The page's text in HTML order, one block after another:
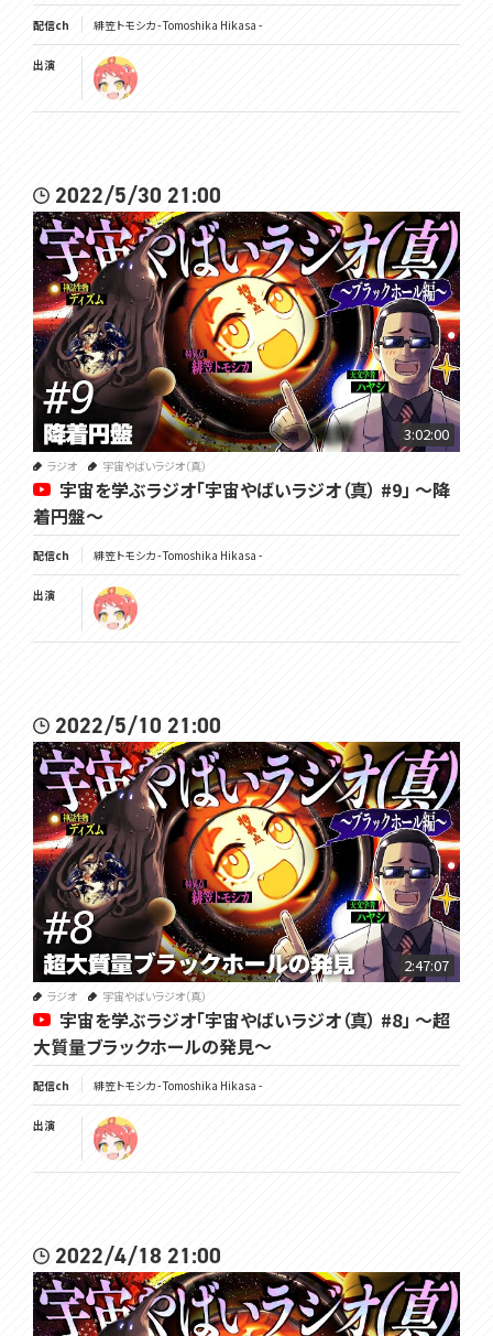
配信ch 緋笠トモシカ - Tomoshika Hikasa -
出演
2022/5/30 21:00
3:02:00
ラジオ 宇宙やばいラジオ（真）
宇宙を学ぶラジオ「宇宙やばいラジオ（真） #9」 ～降
着円盤～
配信ch 緋笠トモシカ - Tomoshika Hikasa -
出演
2022/5/10 21:00
2:47:07
ラジオ 宇宙やばいラジオ（真）
宇宙を学ぶラジオ「宇宙やばいラジオ（真） #8」 ～超
大質量ブラックホールの発見～
配信ch 緋笠トモシカ - Tomoshika Hikasa -
出演
2022/4/18 21:00